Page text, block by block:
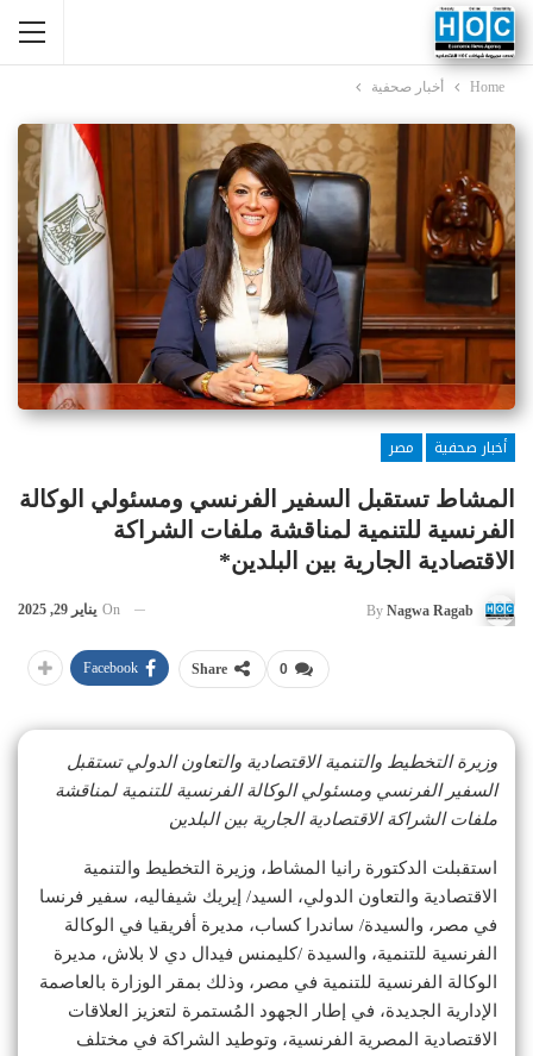
Home أخبار صحفية
أخبار صحفية
مصر
المشاط تستقبل السفير الفرنسي ومسئولي الوكالة
الفرنسية للتنمية لمناقشة ملفات الشراكة
الاقتصادية الجارية بين البلدين*
By Nagwa Ragab
On يناير 29, 2025
0
Share
Facebook
وزيرة التخطيط والتنمية الاقتصادية والتعاون الدولي تستقبل
السفير الفرنسي ومسئولي الوكالة الفرنسية للتنمية لمناقشة
ملفات الشراكة الاقتصادية الجارية بين البلدين
استقبلت الدكتورة رانيا المشاط، وزيرة التخطيط والتنمية
الاقتصادية والتعاون الدولي، السيد/ إيريك شيفاليه، سفير فرنسا
في مصر، والسيدة/ ساندرا كساب، مديرة أفريقيا في الوكالة
الفرنسية للتنمية، والسيدة /كليمنس فيدال دي لا بلاش، مديرة
الوكالة الفرنسية للتنمية في مصر، وذلك بمقر الوزارة بالعاصمة
الإدارية الجديدة، في إطار الجهود المُستمرة لتعزيز العلاقات
الاقتصادية المصرية الفرنسية، وتوطيد الشراكة في مختلف